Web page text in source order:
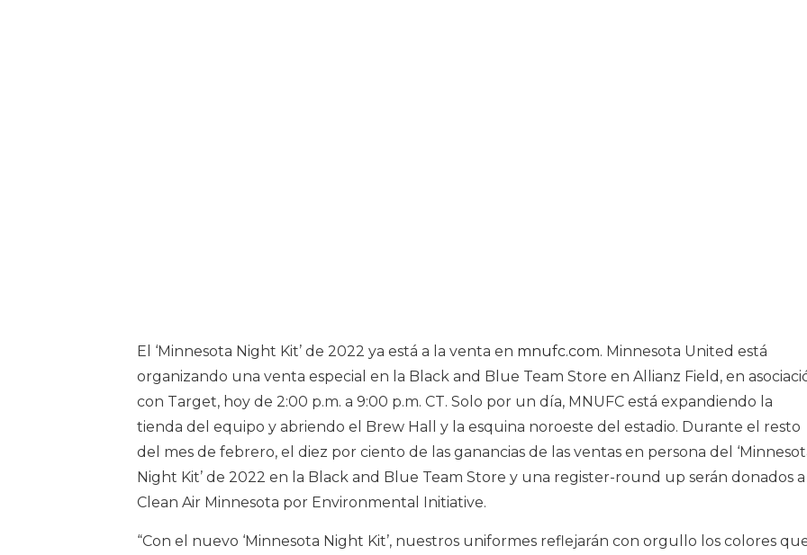
El ‘Minnesota Night Kit’ de 2022 ya está a la venta en mnufc.com. Minnesota United está
organizando una venta especial en la Black and Blue Team Store en Allianz Field, en
con Target, hoy de 2:00 p.m. a 9:00 p.m. CT. Solo por un día, MNUFC está expandiendo la
tienda del equipo y abriendo el Brew Hall y la esquina noroeste del estadio. Durante el resto
del mes de febrero, el diez por ciento de las ganancias de las ventas en persona del
Night Kit’ de 2022 en la Black and Blue Team Store y una register-round up serán donados a
Clean Air Minnesota por Environmental Initiative.
“Con el nuevo ‘Minnesota Night Kit’, nuestros uniformes reflejarán con orgullo los colores